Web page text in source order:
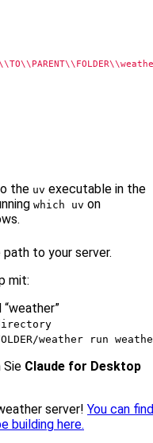
the uv executable in the
which uv on
to your server.
mit:
“weather”
FOLDER/weather run
Sie Claude for Desktop
server! You can find
building here.